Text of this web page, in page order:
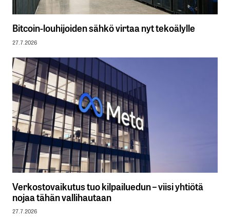
Bitcoin-louhijoiden sähkö virtaa nyt tekoälylle
27.7.2026
Verkostovaikutus tuo kilpailuedun – viisi yhtiötä
nojaa tähän vallihautaan
27.7.2026